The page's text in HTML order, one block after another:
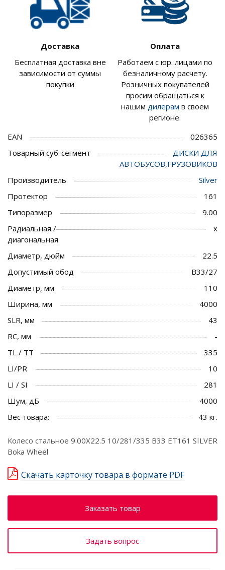
Доставка
Бесплатная доставка вне
зависимости от суммы
покупки
Оплата
Работаем с юр. лицами по
безналичному расчету.
Розничных покупателей
просим обращаться к
нашим дилерам в своем
регионе.
EAN
026365
Товарный суб-сегмент
ДИСКИ ДЛЯ
АВТОБУСОВ,ГРУЗОВИКОВ
Производитель
Silver
Протектор
161
Типоразмер
9.00
Радиальная /
диагональная
x
Диаметр, дюйм
22.5
Допустимый обод
B33/27
Диаметр, мм
110
Ширина, мм
4000
SLR, мм
43
RC, мм
-
TL / TT
335
LI/PR
10
LI / SI
281
Шум, дБ
4000
Вес товара:
43 кг.
Колесо стальное 9.00X22.5 10/281/335 B33 ET161 SILVER
Boka Wheel
Скачать карточку товара в формате PDF
Заказать товар
Задать вопрос